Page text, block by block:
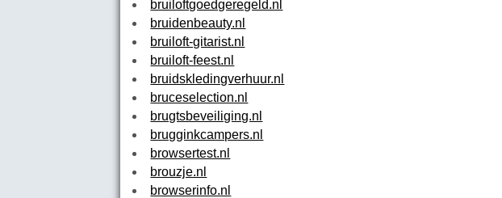
bruiloftgoedgeregeld.nl
bruidenbeauty.nl
bruiloft-gitarist.nl
bruiloft-feest.nl
bruidskledingverhuur.nl
bruceselection.nl
brugtsbeveiliging.nl
brugginkcampers.nl
browsertest.nl
brouzje.nl
browserinfo.nl